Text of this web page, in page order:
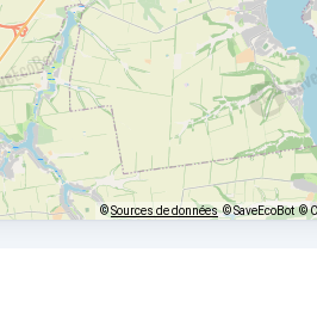
©Sources de données © SaveEcoBot ©